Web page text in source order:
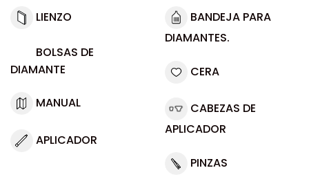
LIENZO
BOLSAS DE
DIAMANTE
MANUAL
APLICADOR
BANDEJA PARA
DIAMANTES.
CERA
CABEZAS DE
APLICADOR
PINZAS